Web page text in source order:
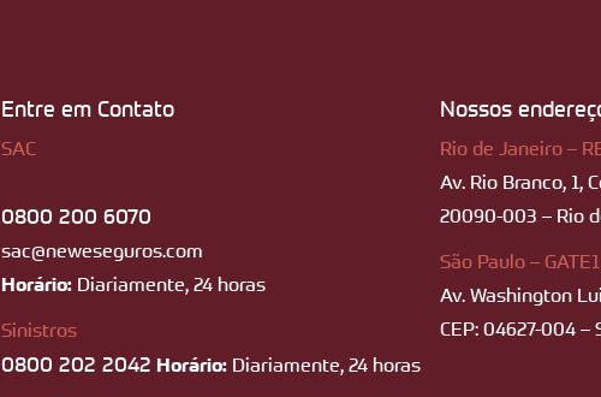
Entre em Contato
SAC
0800 200 6070
sac@neweseguros.com
Horário: Diariamente, 24 horas
Sinistros
0800 202 2042 Horário: Diariamente, 24 horas
Nossos
Rio de Janeiro –
Av. Rio Branco, 1,
20090-003 – Rio
São Paulo – GATE1
Av. Washington
CEP: 04627-004 –